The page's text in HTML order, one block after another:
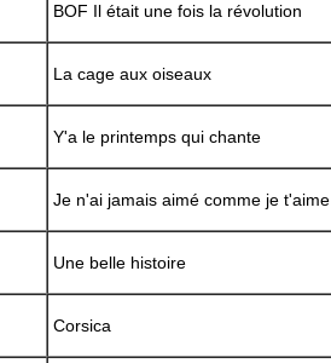
BOF Il était une fois la révolution
La cage aux oiseaux
Y'a le printemps qui chante
Je n'ai jamais aimé comme je t'aime
Une belle histoire
Corsica